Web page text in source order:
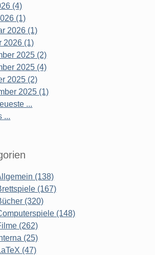
(4)
(1)
2026 (1)
2026 (1)
2025 (2)
2025 (4)
2025 (2)
2025 (1)
...
...
(138)
(167)
(320)
(148)
(262)
(25)
(47)